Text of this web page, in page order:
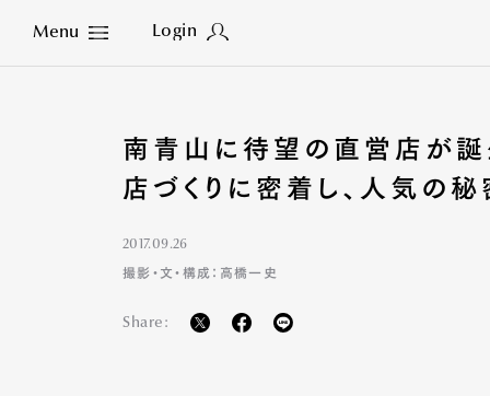
Menu Login
Close
南青山に待望の直営店が誕
店づくりに密着し、人気の秘
2017.09.26
撮影・文・構成：高橋一史
Share: